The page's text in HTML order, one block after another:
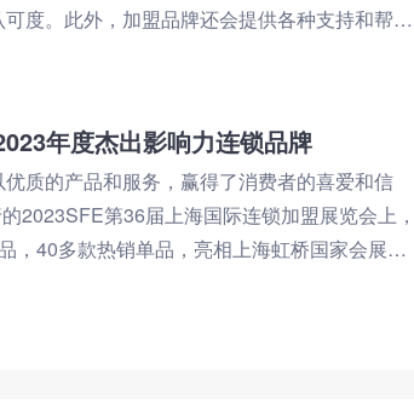
度。此外，加盟品牌还会提供各种支持和帮
训等，有助于
年度杰出影响力连锁品牌
质的产品和服务，赢得了消费者的喜爱和信
2023SFE第36届上海国际连锁加盟展览会上，
，40多款热销单品，亮相上海虹桥国家会展中